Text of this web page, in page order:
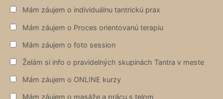
Mám záujem o individuálnu tantrickú prax
Mám záujem o Proces orientovanú terapiu
Mám záujem o foto session
Želám si info o pravidelných skupinách Tantra v meste
Mám záujem o ONLINE kurzy
Mám záujem o masáže a prácu s telom